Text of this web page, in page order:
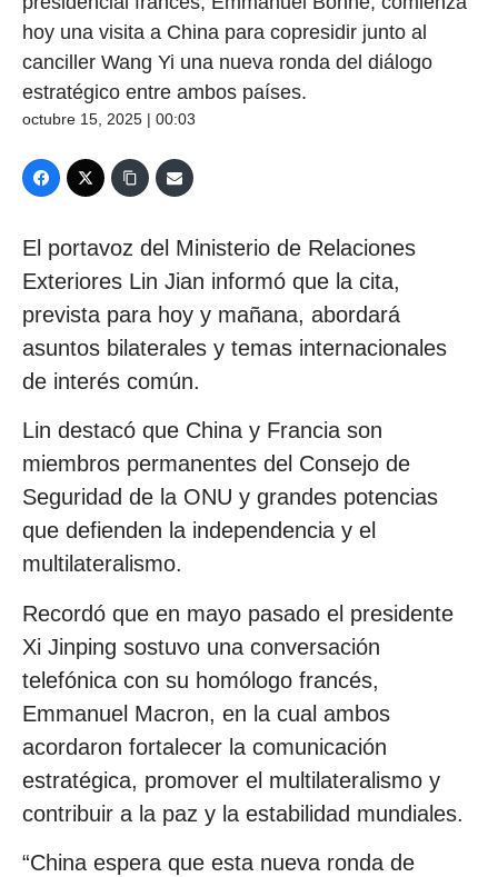
hoy una visita a China para copresidir junto al
canciller Wang Yi una nueva ronda del diálogo
estratégico entre ambos países.
octubre 15, 2025 | 00:03
El portavoz del Ministerio de Relaciones
Exteriores Lin Jian informó que la cita,
prevista para hoy y mañana, abordará
asuntos bilaterales y temas internacionales
de interés común.
Lin destacó que China y Francia son
miembros permanentes del Consejo de
Seguridad de la ONU y grandes potencias
que defienden la independencia y el
multilateralismo.
Recordó que en mayo pasado el presidente
Xi Jinping sostuvo una conversación
telefónica con su homólogo francés,
Emmanuel Macron, en la cual ambos
acordaron fortalecer la comunicación
estratégica, promover el multilateralismo y
contribuir a la paz y la estabilidad mundiales.
“China espera que esta nueva ronda de